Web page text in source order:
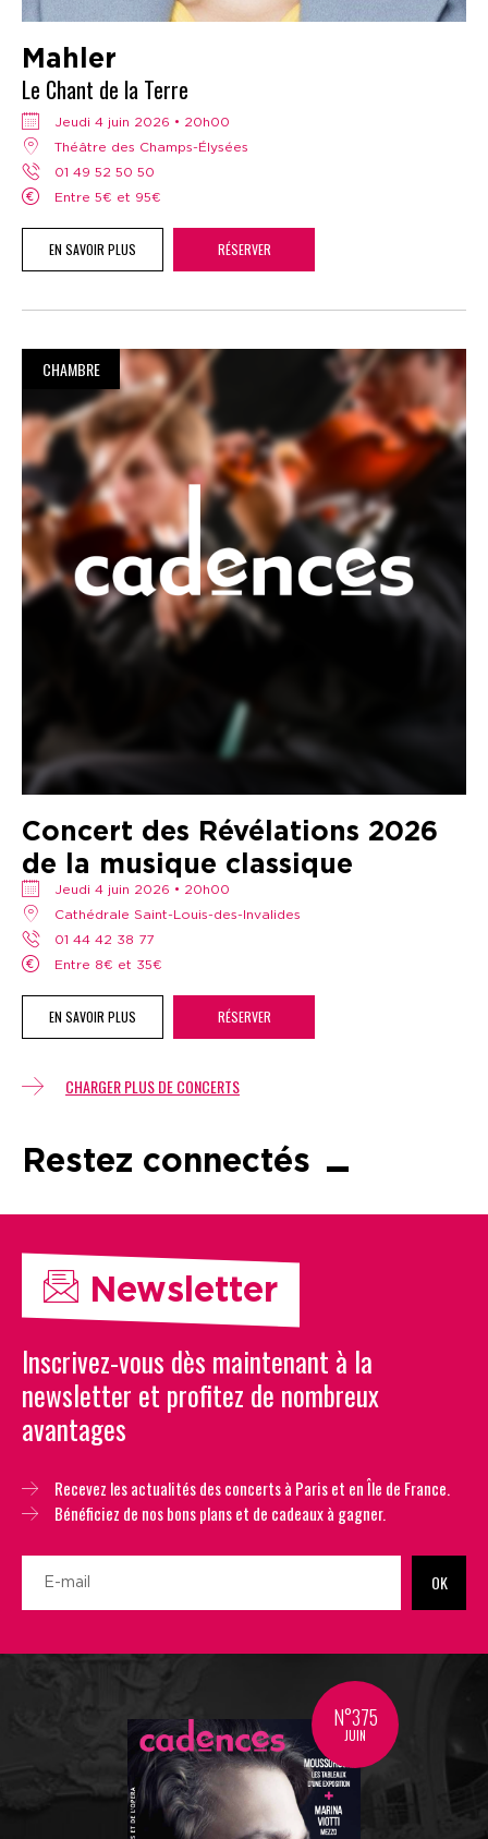
Mahler
Le Chant de la Terre
jeudi 4 juin 2026 • 20h00
Théâtre des Champs-Élysées
01 49 52 50 50
Entre 5€ et 95€
EN SAVOIR PLUS RÉSERVER
CHAMBRE
Concert des Révélations 2026
de la musique classique
jeudi 4 juin 2026 • 20h00
Cathédrale Saint-Louis-des-Invalides
01 44 42 38 77
Entre 8€ et 35€
EN SAVOIR PLUS RÉSERVER
CHARGER PLUS DE CONCERTS
Restez connectés
Newsletter
Inscrivez-vous dès maintenant à la
newsletter et profitez de nombreux
avantages
Recevez les actualités des concerts à Paris et en Île de France.
Bénéficiez de nos bons plans et de cadeaux à gagner.
OK
N°375
JUIN